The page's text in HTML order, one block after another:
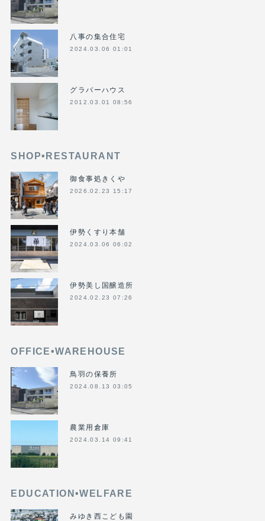
八事の集合住宅
2024.03.06 01:01
グラバーハウス
2012.03.01 08:56
SHOP•RESTAURANT
御食事処きくや
2026.02.23 15:17
伊勢くすり本舗
2024.03.06 06:02
伊勢美し国醸造所
2024.02.23 07:26
OFFICE•WAREHOUSE
鳥羽の保養所
2024.08.13 03:05
農業用倉庫
2024.03.14 09:41
EDUCATION•WELFARE
みゆき西こども園